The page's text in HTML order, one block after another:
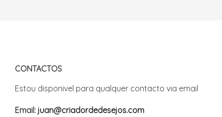
CONTACTOS
Estou disponivel para qualquer contacto via email
Email: juan@criadordedesejos.com